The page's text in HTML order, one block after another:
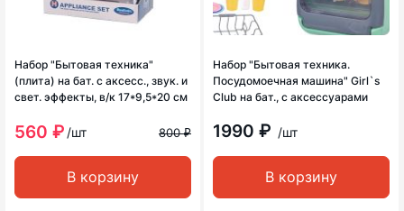
Набор "Бытовая техника"
(плита) на бат. с аксесс., звук. и
свет. эффекты, в/к 17*9,5*20 см
560 ₽ /шт 800 ₽
В корзину
Набор "Бытовая техника.
Посудомоечная машина" Girl`s
Club на бат., с аксессуарами
1990 ₽ /шт
В корзину